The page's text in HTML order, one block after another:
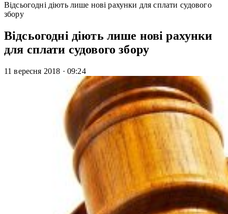
Відсьогодні діють лише нові рахунки для сплати судового
збору
Відсьогодні діють лише нові рахунки
для сплати судового збору
11 вересня 2018 · 09:24